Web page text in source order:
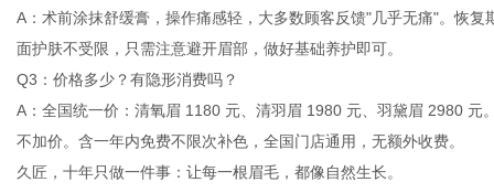
A：术前涂抹舒缓膏，操作痛感轻，大多数顾客反馈"几乎无痛"。恢
面护肤不受限，只需注意避开眉部，做好基础养护即可。
Q3：价格多少？有隐形消费吗？
A：全国统一价：清氧眉 1180 元、清羽眉 1980 元、羽黛眉 2980
不加价。含一年内免费不限次补色，全国门店通用，无额外收费。
久匠，十年只做一件事：让每一根眉毛，都像自然生长。